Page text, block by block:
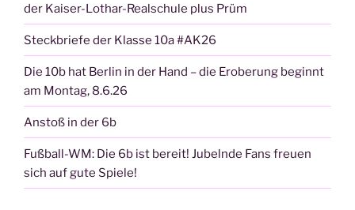
der Kaiser-Lothar-Realschule plus Prüm
Steckbriefe der Klasse 10a #AK26
Die 10b hat Berlin in der Hand – die Eroberung beginnt
am Montag, 8.6.26
Anstoß in der 6b
Fußball-WM: Die 6b ist bereit! Jubelnde Fans freuen
sich auf gute Spiele!